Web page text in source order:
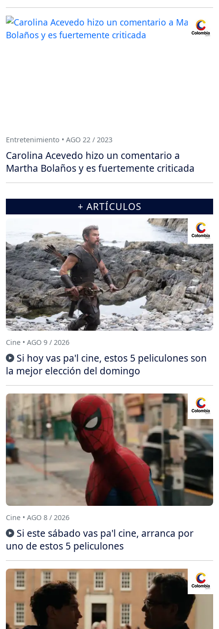
Entretenimiento • AGO 22 / 2023
Carolina Acevedo hizo un comentario a
Martha Bolaños y es fuertemente criticada
+ ARTÍCULOS
Cine • AGO 9 / 2026
Si hoy vas pa'l cine, estos 5 peliculones son
la mejor elección del domingo
Cine • AGO 8 / 2026
Si este sábado vas pa'l cine, arranca por
uno de estos 5 peliculones